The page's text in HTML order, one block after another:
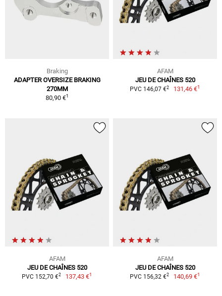
Braking
ADAPTER OVERSIZE BRAKING
270MM
80,90 €1
AFAM
JEU DE CHAÎNES 520
PVC 146,07 €2 131,46 €1
AFAM
JEU DE CHAÎNES 520
PVC 152,70 €2 137,43 €1
AFAM
JEU DE CHAÎNES 520
PVC 156,32 €2 140,69 €1